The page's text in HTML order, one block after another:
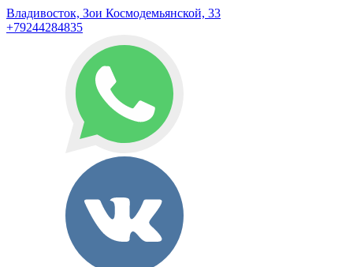
Владивосток, Зои Космодемьянской, 33
+79244284835